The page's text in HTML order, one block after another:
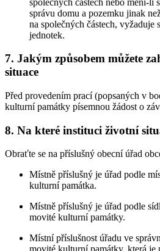
správu domu a pozemku jinak
na společných částech, vyžaduje
jednotek.
7. Jakým způsobem můžete
situace
Před provedením prací (popsaných v
kulturní památky písemnou žádost o
8. Na které instituci životní
Obraťte se na příslušný obecní úřad
Místně příslušný je úřad podle
kulturní památka.
Místně příslušný je úřad podle
movité kulturní památky.
Místní příslušnost úřadu ve